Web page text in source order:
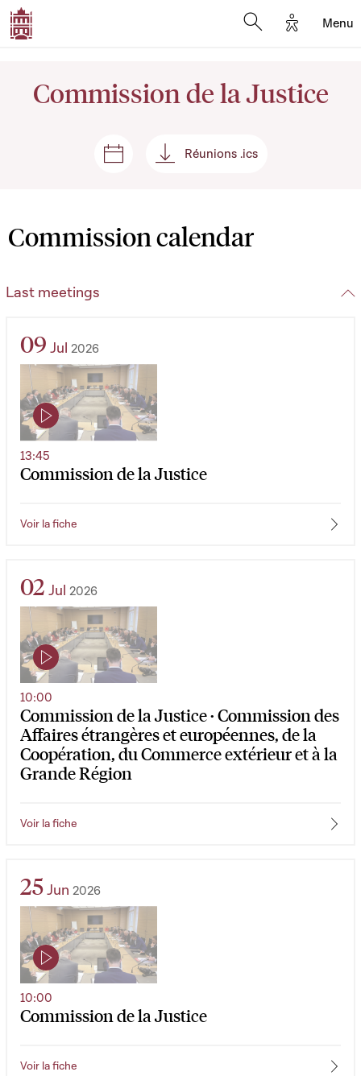
Options
Menu
Commission de la Justice
Sessions and meetings
Réunions .ics
Réunions .ics
Commission calendar
Last meetings
09 Jul 2026
Commission de la Justice
13:45
Voir la fiche
02 Jul 2026
Commission de la Justice · Commission des
Affaires étrangères et européennes, de la
Coopération, du Commerce extérieur et à la
Grande Région
10:00
Voir la fiche
25Jun 2026
Commission de la Justice
10:00
Voir la fiche